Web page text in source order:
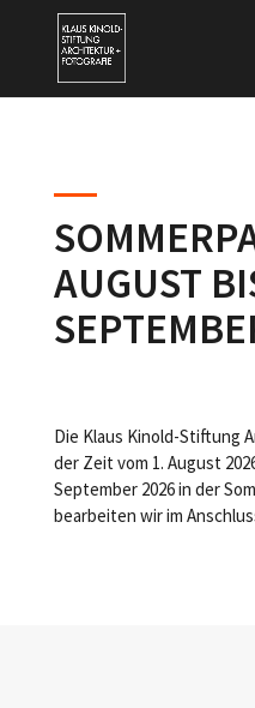
AUGUST
Die Klaus Kinold-Stiftung
der Zeit vom 1. August
September 2026 in der
bearbeiten wir im